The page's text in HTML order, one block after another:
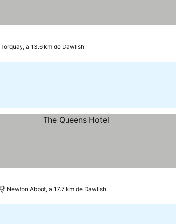
Torquay, a 13.6 km de Dawlish
Newton Abbot, a 17.7 km de Dawlish